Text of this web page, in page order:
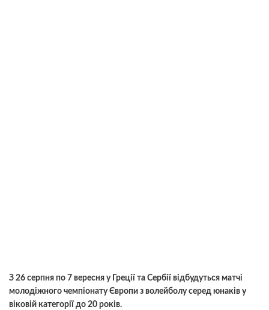
З 26 серпня по 7 вересня у Греції та Сербії відбудуться матчі
молодіжного чемпіонату Європи з волейболу серед юнаків у
віковій категорії до 20 років.